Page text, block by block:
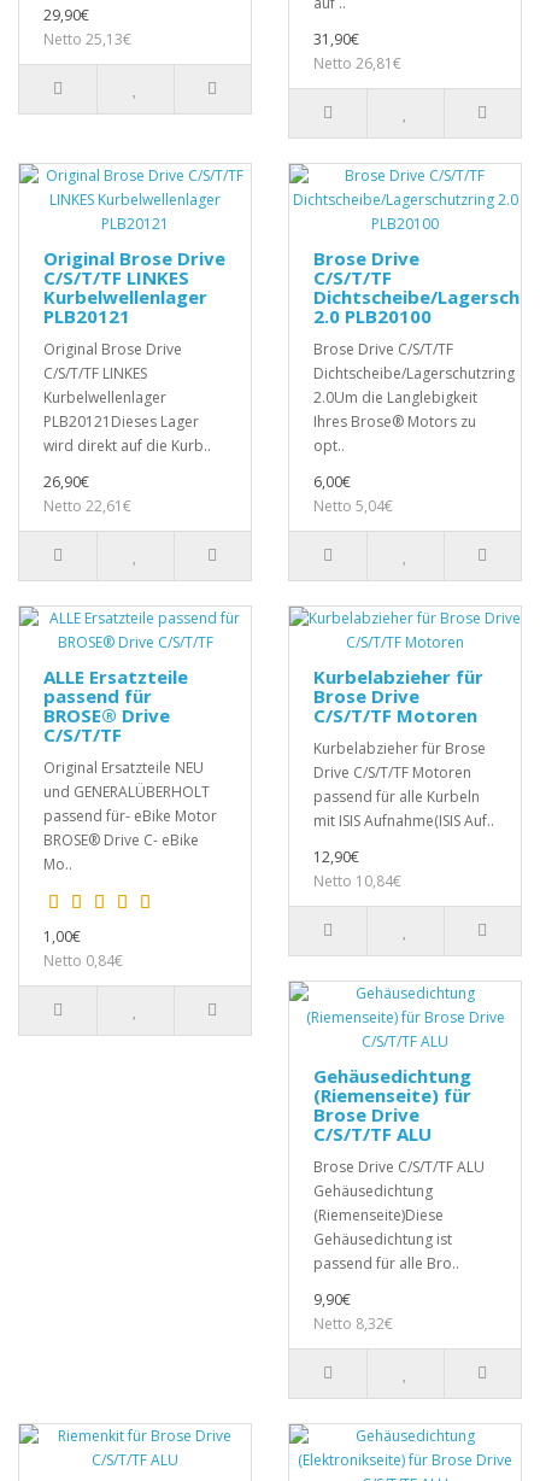
29,90€
Netto 25,13€
31,90€
Netto 26,81€
Original Brose Drive
C/S/T/TF LINKES
Kurbelwellenlager
PLB20121
Original Brose Drive
C/S/T/TF LINKES
Kurbelwellenlager
PLB20121Dieses Lager
wird direkt auf die Kurb..
26,90€
Netto 22,61€
Brose Drive
C/S/T/TF
Dichtscheibe/
2.0 PLB20100
Brose Drive C/S/T/TF
Dichtscheibe/Lagerschutzring
2.0Um die Langlebigkeit
Ihres Brose® Motors zu
opt..
6,00€
Netto 5,04€
ALLE Ersatzteile
passend für
BROSE® Drive
C/S/T/TF
Original Ersatzteile NEU
und GENERALÜBERHOLT
passend für- eBike Motor
BROSE® Drive C- eBike
Mo..
1,00€
Netto 0,84€
Kurbelabzieher für
Brose Drive
C/S/T/TF Motoren
Kurbelabzieher für Brose
Drive C/S/T/TF Motoren
passend für alle Kurbeln
mit ISIS Aufnahme(ISIS Auf..
12,90€
Netto 10,84€
Gehäusedichtung
(Riemenseite) für
Brose Drive
C/S/T/TF ALU
Brose Drive C/S/T/TF ALU
Gehäusedichtung
(Riemenseite)Diese
Gehäusedichtung ist
passend für alle Bro..
9,90€
Netto 8,32€